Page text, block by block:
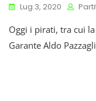
Lug 3, 2020
Oggi i pirati, tra cui
Garante Aldo